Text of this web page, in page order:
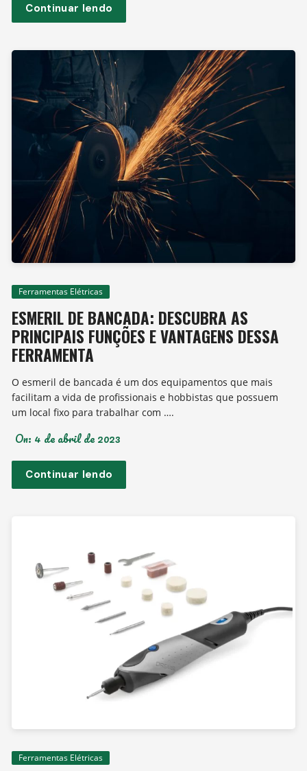
Continuar lendo
Ferramentas Elétricas
ESMERIL DE BANCADA: DESCUBRA AS
PRINCIPAIS FUNÇÕES E VANTAGENS DESSA
FERRAMENTA
O esmeril de bancada é um dos equipamentos que mais
facilitam a vida de profissionais e hobbistas que possuem
um local fixo para trabalhar com ….
On: 4 de abril de 2023
Continuar lendo
Ferramentas Elétricas